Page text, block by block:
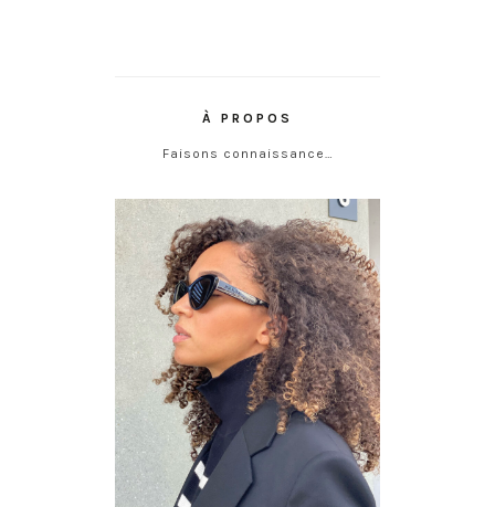
À PROPOS
Faisons connaissance…